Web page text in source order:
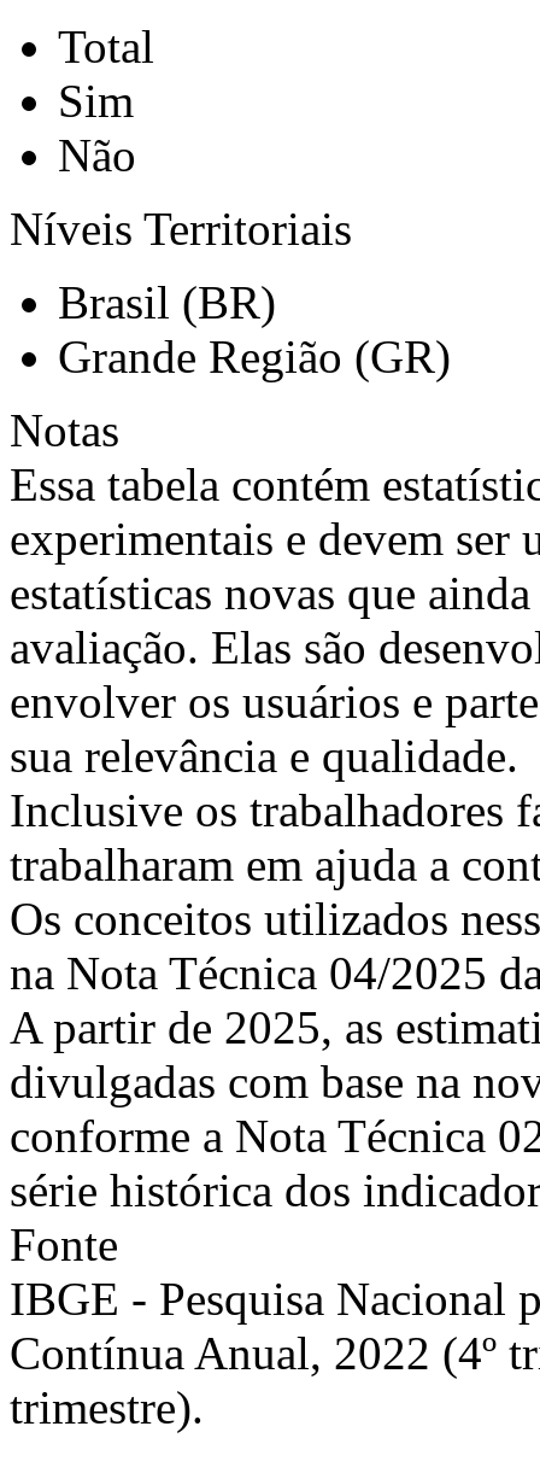
Total
Sim
Não
Níveis Territoriais
Brasil (BR)
Grande Região (GR)
Notas
Essa tabela contém
experimentais e devem ser
estatísticas novas que
avaliação. Elas são
envolver os usuários e
sua relevância e qualidade.
Inclusive os trabalhadores
trabalharam em ajuda a
Os conceitos utilizados
na Nota Técnica 04/2025
A partir de 2025, as
divulgadas com base na
conforme a Nota Técnica
série histórica dos
Fonte
IBGE - Pesquisa Nacional
Contínua Anual, 2022 (4º
trimestre).